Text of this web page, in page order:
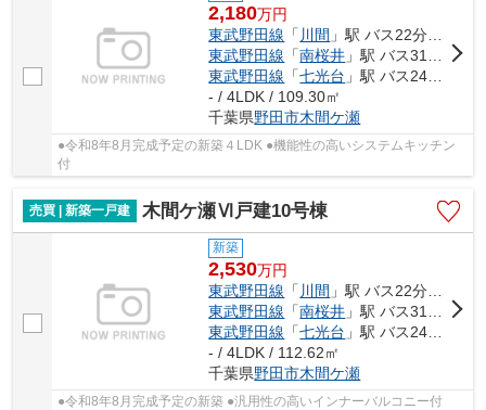
2,180万円
東武野田線 「 川間 」駅 バス22分 「関宿中央ターミナル」 停歩9分
東武野田線 「南桜井 」駅 バス31分 「立山入口」 停歩4分
東武野田線 「七光台 」駅 バス24分 「下羽貫」 停歩10分
- / 4LDK / 109.30㎡
千葉県野田市木間ケ瀬
●令和8年8月完成予定の新築４LDK ●機能性の高いシステムキッチン
付
売買 | 新築一戸建 木間ケ瀬Ⅵ戸建10号棟
新築
2,530万円
東武野田線 「 川間 」駅 バス22分 「関宿中央ターミナル」 停歩9分
東武野田線 「南桜井 」駅 バス31分 「立山入口」 停歩4分
東武野田線 「七光台 」駅 バス24分 「下羽貫」 停歩10分
- / 4LDK / 112.62㎡
千葉県野田市木間ケ瀬
●令和8年8月完成予定の新築 ●汎用性の高いインナーバルコニー付